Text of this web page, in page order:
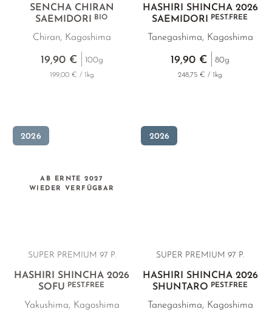
SENCHA CHIRAN
SAEMIDORIBIO
Chiran, Kagoshima
19,90 € 100g
199,00 € / 1kg
HASHIRI SHINCHA 2026
SAEMIDORIPEST.FREE
Tanegashima, Kagoshima
19,90 € 80g
248,75 € / 1kg
2026
AB ERNTE 2027
WIEDER VERFÜGBAR
SUPER PREMIUM 97 P.
HASHIRI SHINCHA 2026
SOFUPEST.FREE
Yakushima, Kagoshima
2026
SUPER PREMIUM 97 P.
HASHIRI SHINCHA 2026
SHUNTARO PEST.FREE
Tanegashima, Kagoshima